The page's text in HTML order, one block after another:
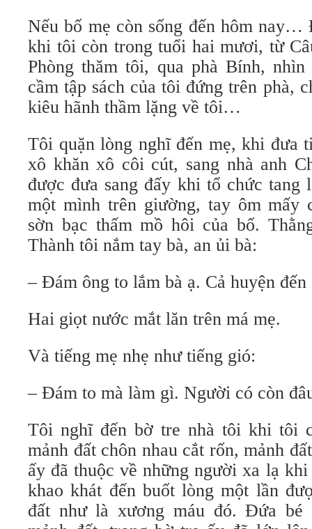
Nếu bố mẹ còn sống đến hôm
khi tôi còn trong tuổi hai mươi, từ
Phòng thăm tôi, qua phà Bính,
cầm tập sách của tôi đứng trên phà,
kiêu hãnh thầm lặng về tôi…
Tôi quặn lòng nghĩ đến mẹ, khi đưa
xô khăn xô côi cút, sang nhà anh
được đưa sang đấy khi tổ chức
một mình trên giường, tay ôm mấy
sờn bạc thấm mồ hôi của bố.
Thành tôi nắm tay bà, an ủi bà:
– Đám ông to lắm bà ạ. Cả huyện đến
Hai giọt nước mắt lăn trên má mẹ.
Và tiếng mẹ nhẹ như tiếng gió:
– Đám to mà làm gì. Người có còn
Tôi nghĩ đến bờ tre nhà tôi khi tôi
mảnh đất chôn nhau cắt rốn, mảnh
ấy đã thuộc về những người xa lạ
khao khát đến buốt lòng một lần
đất như là xương máu đó. Đứa bé